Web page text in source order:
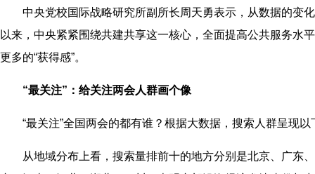
中央党校国际战略研究所副所长周天勇表示，从数据的变
以来，中央紧紧围绕共建共享这一核心，全面提高公共服务水
更多的“获得感”。
“最关注”：给关注两会人群画个像
“最关注”全国两会的都有谁？根据大数据，搜索人群呈现以
从地域分布上看，搜索量排前十的地方分别是北京、广东